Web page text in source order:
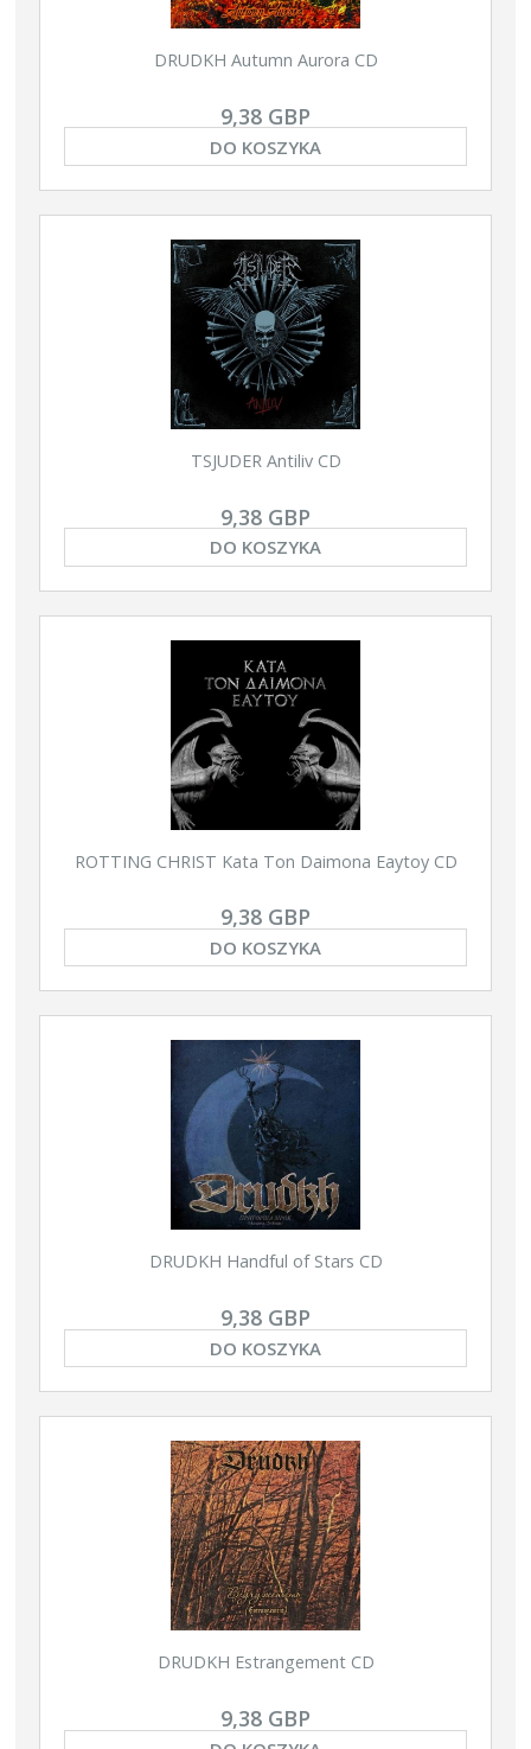
DRUDKH Autumn Aurora CD
9,38 GBP
DO KOSZYKA
TSJUDER Antiliv CD
9,38 GBP
DO KOSZYKA
ROTTING CHRIST Kata Ton Daimona Eaytoy CD
9,38 GBP
DO KOSZYKA
DRUDKH Handful of Stars CD
9,38 GBP
DO KOSZYKA
DRUDKH Estrangement CD
9,38 GBP